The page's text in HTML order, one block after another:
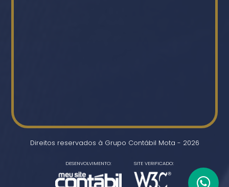
Direitos reservados à Grupo Contábil Mota - 2026
DESENVOLVIMENTO: SITE VERIFICADO: